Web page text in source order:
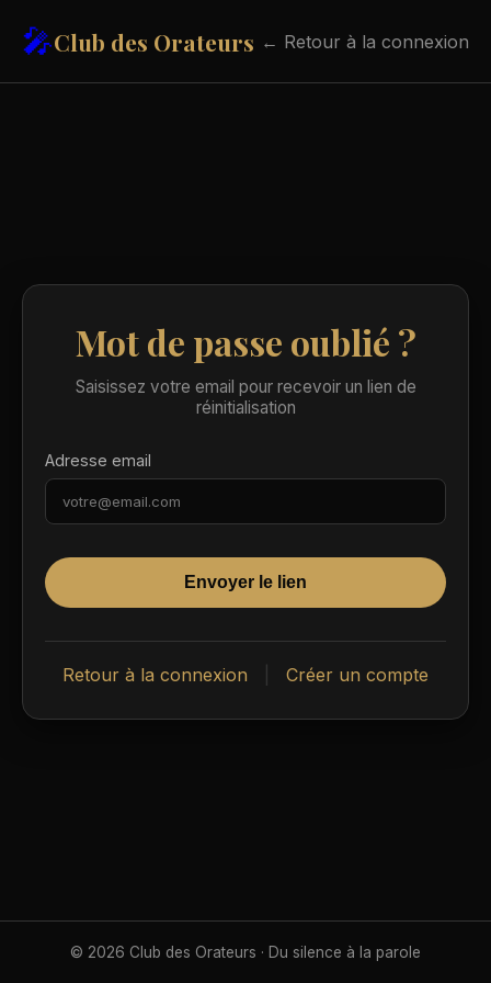
🎤Club des Orateurs ← Retour à la connexion
Mot de passe oublié ?
Saisissez votre email pour recevoir un lien de
réinitialisation
Adresse email
Envoyer le lien
Retour à la connexion Créer un compte
© 2026 Club des Orateurs · Du silence à la parole